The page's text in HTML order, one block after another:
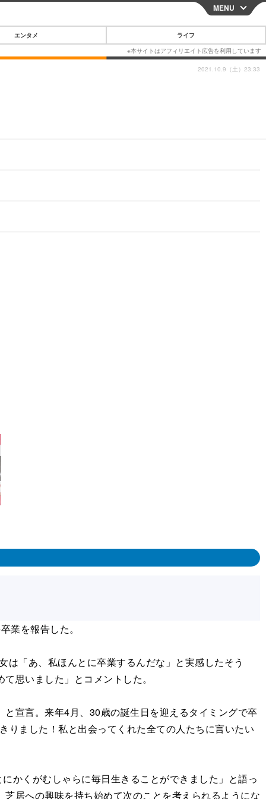
CLOSE
MENU
エンタメ ライフ
2021.10.9（土）23:33
業を報告した。
「あ、私ほんとに卒業するんだな」と実感したそう
思いました」とコメントした。
宣言。来年4月、30歳の誕生日を迎えるタイミングで卒
ました！私と出会ってくれた全ての人たちに言いたい
かくがむしゃらに毎日生きることができました」と語っ
居への興味を持ち始めて次のことを考えられるようにな